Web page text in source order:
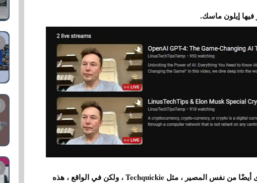
إيلون ماسك.
بعد فترة وجيزة ، عانت قنوات تقنية أخرى أيضًا من نفس المصير ، مثل Techquickie ، ولكن في الواقع ، هذه